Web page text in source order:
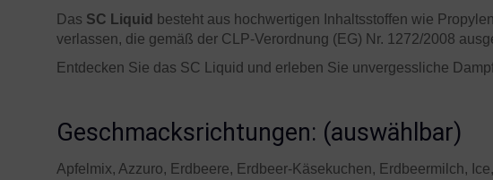
Das SC Liquid
besteht aus hochwertigen Inhaltsstoffen wie
verlassen, die gemäß der CLP-Verordnung (EG) Nr. 1272/2008
Entdecken Sie das SC Liquid und erleben Sie unvergessliche
Geschmacksrichtungen: (auswählbar)
Apfelmix, Azzuro, Erdbeere, Erdbeer-Käsekuchen, Erdbeermilch,